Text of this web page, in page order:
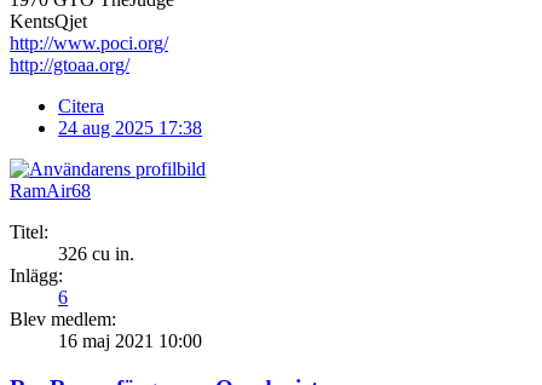
KentsQjet
http://www.poci.org/
http://gtoaa.org/
Citera
24 aug 2025 17:38
RamAir68
Titel:
326 cu in.
Inlägg:
6
Blev medlem:
16 maj 2021 10:00